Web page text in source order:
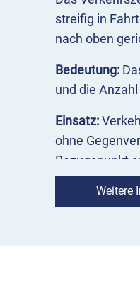
streifig in
nach oben
Bedeutung:
und die
Einsatz:
ohne
Bezugspunkt
informieren.
VZ 521-30
Weitere